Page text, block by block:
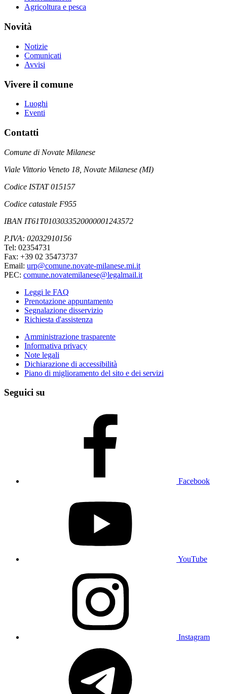
Agricoltura e pesca
Novità
Notizie
Comunicati
Avvisi
Vivere il comune
Luoghi
Eventi
Contatti
Comune di Novate Milanese
Viale Vittorio Veneto 18, Novate Milanese (MI)
Codice ISTAT 015157
Codice catastale F955
IBAN IT61T0103033520000001243572
P.IVA: 02032910156
Tel: 02354731
Fax: +39 02 35473737
Email: urp@comune.novate-milanese.mi.it
PEC: comune.novatemilanese@legalmail.it
Leggi le FAQ
Prenotazione appuntamento
Segnalazione disservizio
Richiesta d'assistenza
Amministrazione trasparente
Informativa privacy
Note legali
Dichiarazione di accessibilità
Piano di miglioramento del sito e dei servizi
Seguici su
Facebook
YouTube
Instagram